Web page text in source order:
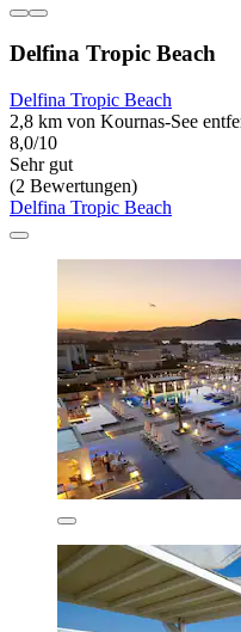
Delfina Tropic Beach
Delfina Tropic Beach
2,8 km von Kournas-See
8,0/10
Sehr gut
(2 Bewertungen)
Delfina Tropic Beach